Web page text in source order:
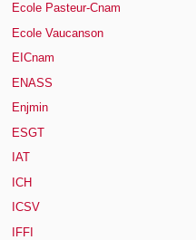
Ecole Pasteur-Cnam
Ecole Vaucanson
EICnam
ENASS
Enjmin
ESGT
IAT
ICH
ICSV
IFFI